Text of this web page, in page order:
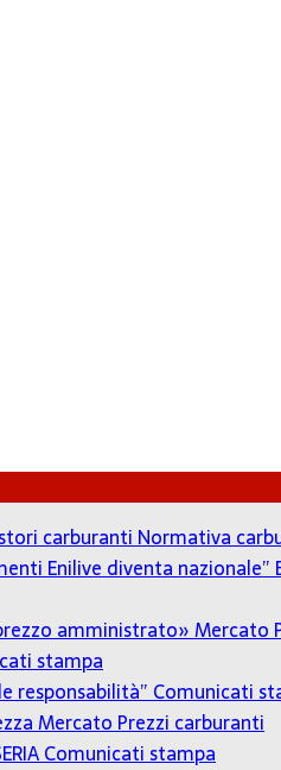
carburanti Normativa
Enilive diventa nazionale”
amministrato»Mercato
stampa
responsabilità” Comunicati
Mercato Prezzi carburanti
Comunicati stampa